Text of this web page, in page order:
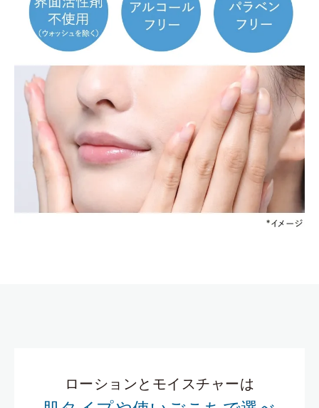
ローションとモイスチャーは